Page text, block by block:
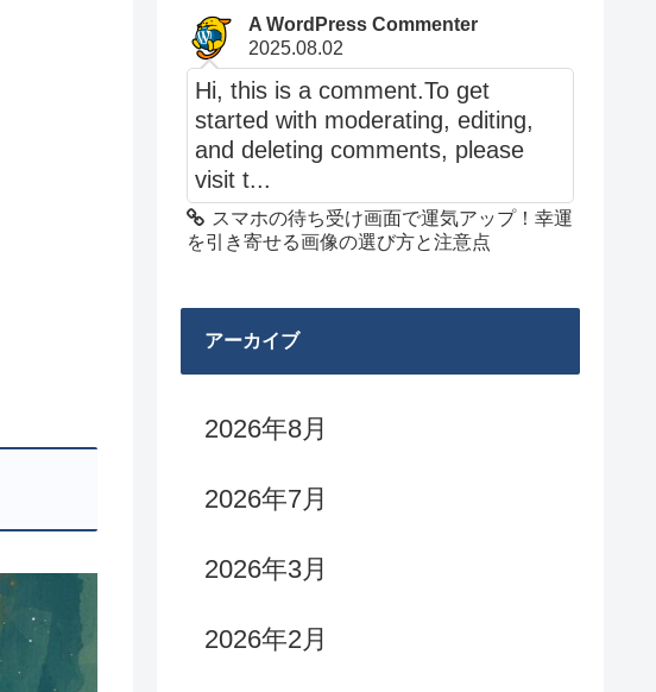
A WordPress Commenter
2025.08.02
Hi, this is a comment.To get
started with moderating, editing,
and deleting comments, please
visit t...
スマホの待ち受け画面で運気アップ！幸運
を引き寄せる画像の選び方と注意点
アーカイブ
2026年8月
2026年7月
2026年3月
2026年2月